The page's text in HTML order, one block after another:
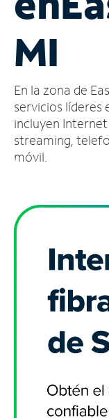
cuenta
Encuentra
tienda
MI
En la zona de
servicios líderes
incluyen
streaming,
móvil.